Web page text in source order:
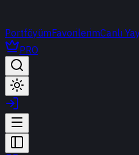
PortföyümFavorilerimCanlı
PRO